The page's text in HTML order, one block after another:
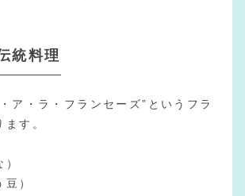
統料理
ア・ラ・フランセーズ”というフラ
す。
）